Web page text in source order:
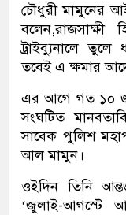
চৌধুরী মামুনের
ট্রাইব্যুনালে তুলে
তবেই এ ক্ষমার
এর আগে গত ১০
সংঘটিত
সাবেক পুলিশ
আল মামুন।
ওইদিন তিনি
‘জুলাই-আগস্টে